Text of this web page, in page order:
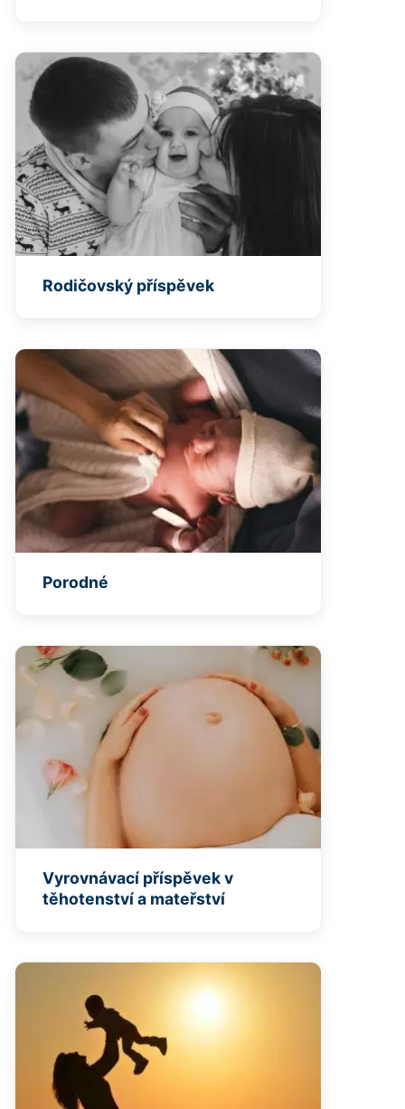
Rodičovský příspěvek
Porodné
Vyrovnávací příspěvek v
těhotenství a mateřství